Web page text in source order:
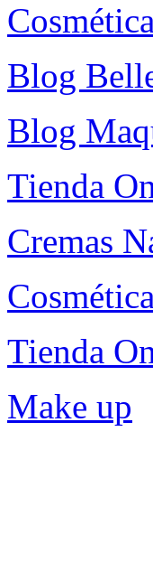
Cosmética
Blog
Blog
Tienda
Cremas
Tienda
Make up